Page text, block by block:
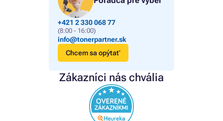
+421 2 330 068 77
(8:00 - 16:00)
info@tonerpartner.sk
Chcem sa opýtať
Zákazníci nás chvália